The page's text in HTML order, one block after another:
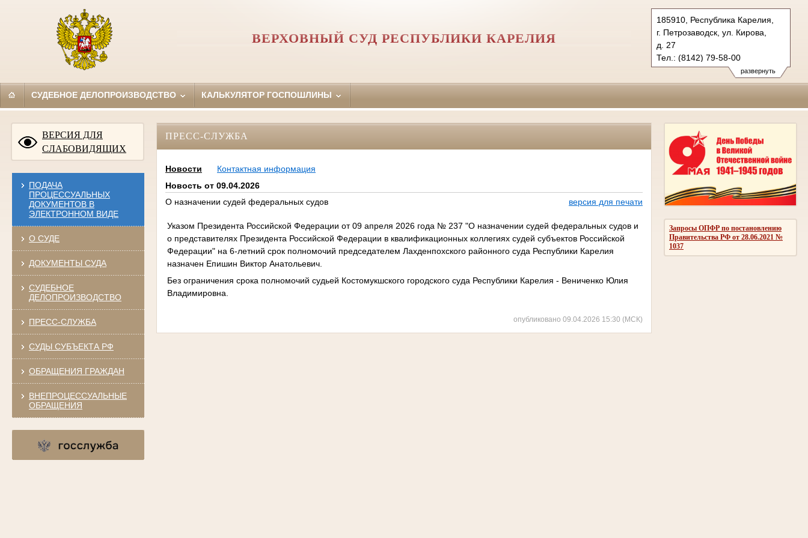
развернуть
185910, Республика Карелия,
г. Петрозаводск, ул. Кирова,
д. 27
Тел.: (8142) 79-58-00
795-888 (факс)
vs.kar@sudrf.ru
ВЕРХОВНЫЙ СУД РЕСПУБЛИКИ КАРЕЛИЯ
СУДЕБНОЕ ДЕЛОПРОИЗВОДСТВО КАЛЬКУЛЯТОР ГОСПОШЛИНЫ
ВЕРСИЯ ДЛЯ
СЛАБОВИДЯЩИХ
ПОДАЧА
ПРОЦЕССУАЛЬНЫХ
ДОКУМЕНТОВ В
ЭЛЕКТРОННОМ ВИДЕ
О СУДЕ
ДОКУМЕНТЫ СУДА
СУДЕБНОЕ
ДЕЛОПРОИЗВОДСТВО
ПРЕСС-СЛУЖБА
СУДЫ СУБЪЕКТА РФ
ОБРАЩЕНИЯ ГРАЖДАН
ВНЕПРОЦЕССУАЛЬНЫЕ
ОБРАЩЕНИЯ
Запросы ОПФР по постановлению
Правительства РФ от 28.06.2021 №
1037
ПРЕСС-СЛУЖБА
Новости
Контактная информация
Новость от 09.04.2026
О назначении судей федеральных судов
версия для печати
Указом Президента Российской Федерации от 09 апреля 2026 года № 237 "О назначении судей федеральных судов и
о представителях Президента Российской Федерации в квалификационных коллегиях судей субъектов Российской
Федерации" на 6-летний срок полномочий председателем Лахденпохского районного суда Республики Карелия
назначен Епишин Виктор Анатольевич.
Без ограничения срока полномочий судьей Костомукшского городского суда Республики Карелия - Вениченко Юлия
Владимировна.
опубликовано 09.04.2026 15:30 (МСК)